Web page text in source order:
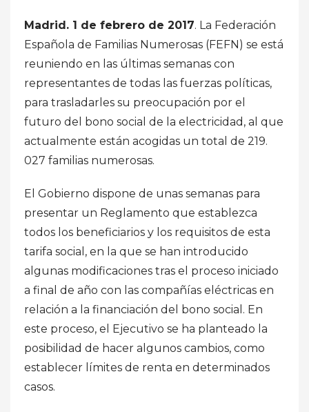
Madrid. 1 de febrero de 2017. La Federación
Española de Familias Numerosas (FEFN) se está
reuniendo en las últimas semanas con
representantes de todas las fuerzas políticas,
para trasladarles su preocupación por el
futuro del bono social de la electricidad, al que
actualmente están acogidas un total de 219.
027 familias numerosas.
El Gobierno dispone de unas semanas para
presentar un Reglamento que establezca
todos los beneficiarios y los requisitos de esta
tarifa social, en la que se han introducido
algunas modificaciones tras el proceso iniciado
a final de año con las compañías eléctricas en
relación a la financiación del bono social. En
este proceso, el Ejecutivo se ha planteado la
posibilidad de hacer algunos cambios, como
establecer límites de renta en determinados
casos.